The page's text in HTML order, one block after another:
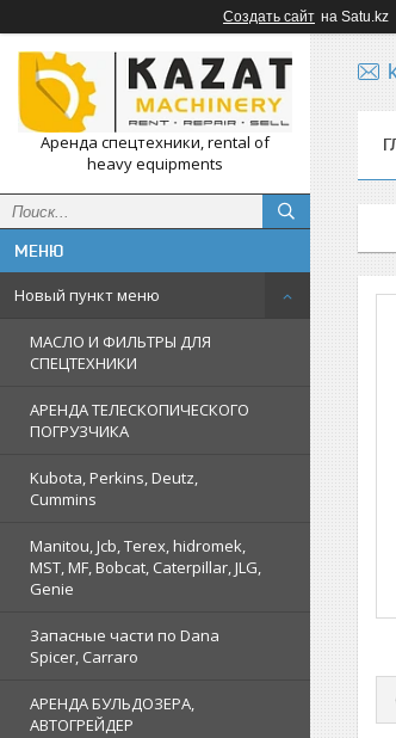
Создать сайт на Satu.kz
Аренда спецтехники, rental of
heavy equipments
Новый пункт меню
МАСЛО И ФИЛЬТРЫ ДЛЯ
СПЕЦТЕХНИКИ
АРЕНДА ТЕЛЕСКОПИЧЕСКОГО
ПОГРУЗЧИКА
Kubota, Perkins, Deutz,
Cummins
Manitou, Jcb, Terex, hidromek,
MST, MF, Bobcat, Caterpillar, JLG,
Genie
Запасные части по Dana
Spicer, Carraro
АРЕНДА БУЛЬДОЗЕРА,
АВТОГРЕЙДЕР